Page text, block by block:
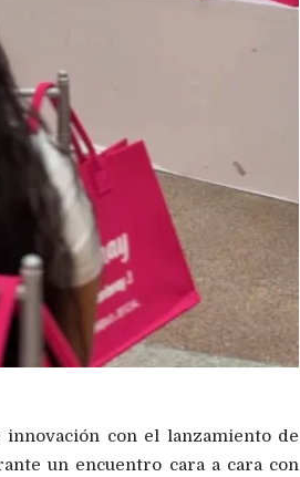
con el lanzamiento de
un encuentro cara a cara con